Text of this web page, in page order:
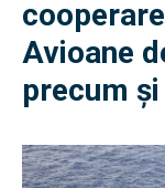
Avioane
precum